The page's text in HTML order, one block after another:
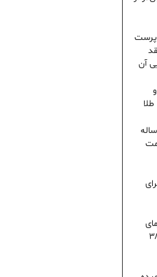
آن
تورم ۶۶ درصدی در ایران؛ رکورد ۸۰ ساله
روز گرمای
| دمای تهران به ۳۸